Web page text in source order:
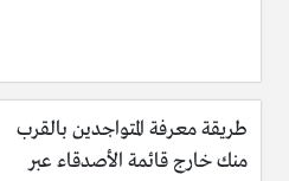
طريقة معرفة المتواجدين بالقرب
منك خارج قائمة الأصدقاء عبر